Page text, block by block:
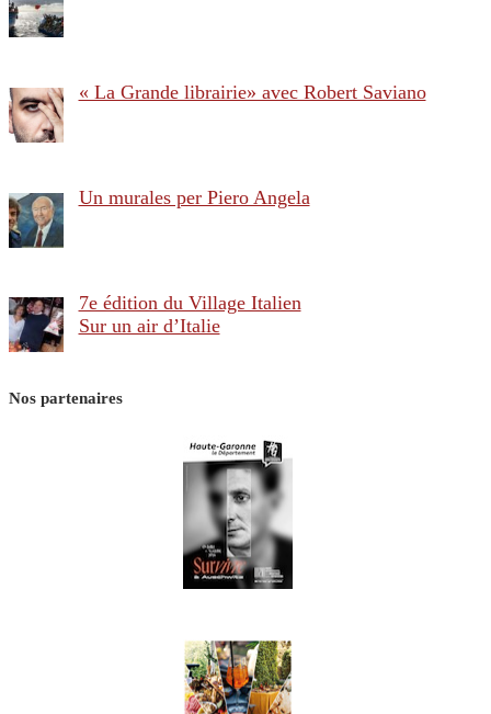
« La Grande librairie» avec Robert Saviano
Un murales per Piero Angela
7e édition du Village Italien
Sur un air d’Italie
Nos partenaires